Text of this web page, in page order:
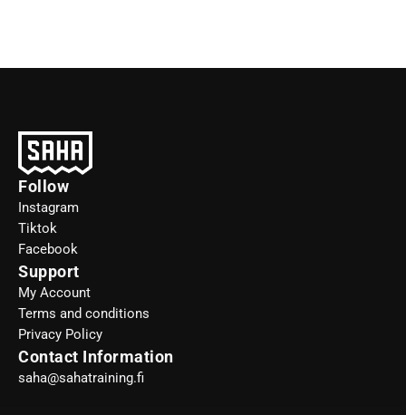
Follow
Instagram
Tiktok
Facebook
Support
My Account
Terms and conditions
Privacy Policy
Contact Information
saha@sahatraining.fi